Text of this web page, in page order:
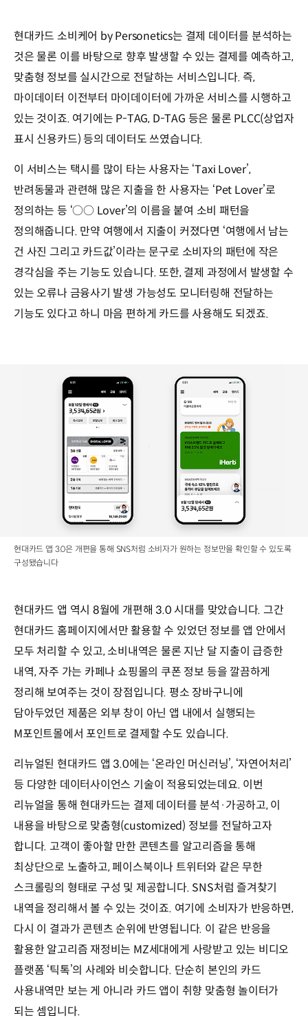
현대카드 소비케어 by Personetics는 결제 데이터를 분석하는
것은 물론 이를 바탕으로 향후 발생할 수 있는 결제를 예측하고,
맞춤형 정보를 실시간으로 전달하는 서비스입니다. 즉,
마이데이터 이전부터 마이데이터에 가까운 서비스를 시행하고
있는 것이죠. 여기에는 P-TAG, D-TAG 등은 물론 PLCC(상업자
표시 신용카드) 등의 데이터도 쓰였습니다.
이 서비스는 택시를 많이 타는 사용자는 ‘Taxi Lover’,
반려동물과 관련해 많은 지출을 한 사용자는 ‘Pet Lover’로
정의하는 등 ‘○○ Lover’의 이름을 붙여 소비 패턴을
정의해줍니다. 만약 여행에서 지출이 커졌다면 ‘여행에서 남는
건 사진 그리고 카드값’이라는 문구로 소비자의 패턴에 작은
경각심을 주는 기능도 있습니다. 또한, 결제 과정에서 발생할 수
있는 오류나 금융사기 발생 가능성도 모니터링해 전달하는
기능도 있다고 하니 마음 편하게 카드를 사용해도 되겠죠.
현대카드 앱 3.0은 개편을 통해 SNS처럼 소비자가 원하는 정보만을 확인할 수 있도록
구성됐습니다
현대카드 앱 역시 8월에 개편해 3.0 시대를 맞았습니다. 그간
현대카드 홈페이지에서만 활용할 수 있었던 정보를 앱 안에서
모두 처리할 수 있고, 소비내역은 물론 지난 달 지출이 급증한
내역, 자주 가는 카페나 쇼핑몰의 쿠폰 정보 등을 깔끔하게
정리해 보여주는 것이 장점입니다. 평소 장바구니에
담아두었던 제품은 외부 창이 아닌 앱 내에서 실행되는
M포인트몰에서 포인트로 결제할 수도 있습니다.
리뉴얼된 현대카드 앱 3.0에는 ‘온라인 머신러닝’, ‘자연어처리’
등 다양한 데이터사이언스 기술이 적용되었는데요. 이번
리뉴얼을 통해 현대카드는 결제 데이터를 분석·가공하고, 이
내용을 바탕으로 맞춤형(customized) 정보를 전달하고자
합니다. 고객이 좋아할 만한 콘텐츠를 알고리즘을 통해
최상단으로 노출하고, 페이스북이나 트위터와 같은 무한
스크롤링의 형태로 구성 및 제공합니다. SNS처럼 즐겨찾기
내역을 정리해서 볼 수 있는 것이죠. 여기에 소비자가 반응하면,
다시 이 결과가 콘텐츠 순위에 반영됩니다. 이 같은 반응을
활용한 알고리즘 재정비는 MZ세대에게 사랑받고 있는 비디오
플랫폼 ‘틱톡’의 사례와 비슷합니다. 단순히 본인의 카드
사용내역만 보는 게 아니라 카드 앱이 취향 맞춤형 놀이터가
되는 셈입니다.